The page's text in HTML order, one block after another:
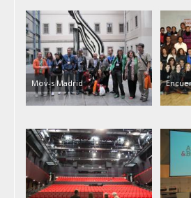
Mov-s Madrid